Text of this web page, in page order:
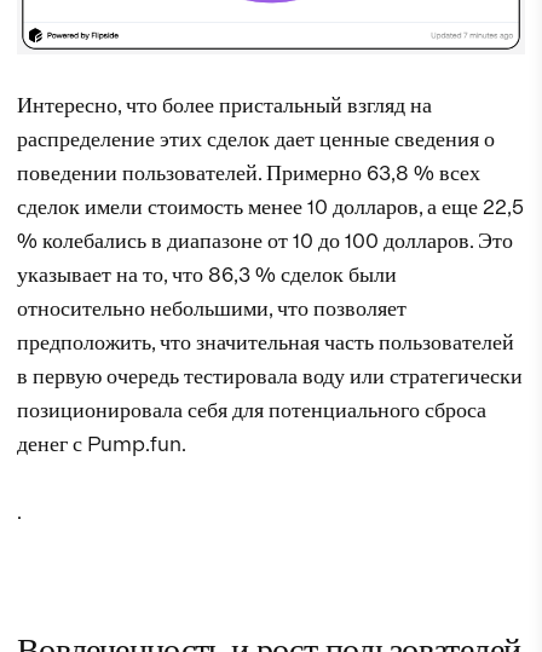
Интересно, что более пристальный взгляд на
распределение этих сделок дает ценные сведения о
поведении пользователей. Примерно 63,8 % всех
сделок имели стоимость менее 10 долларов, а еще 22,5
% колебались в диапазоне от 10 до 100 долларов. Это
указывает на то, что 86,3 % сделок были
относительно небольшими, что позволяет
предположить, что значительная часть пользователей
в первую очередь тестировала воду или стратегически
позиционировала себя для потенциального сброса
денег с Pump.fun.
.